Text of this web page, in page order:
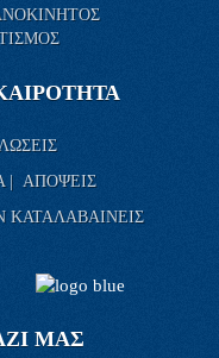
| ΑΠΟΨΕΙΣ
ΚΑΤΑΛΑΒΑΙΝΕΙΣ
ΜΑΣ